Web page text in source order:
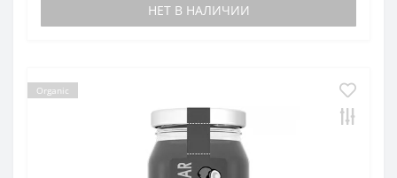
НЕТ В НАЛИЧИИ
Organic